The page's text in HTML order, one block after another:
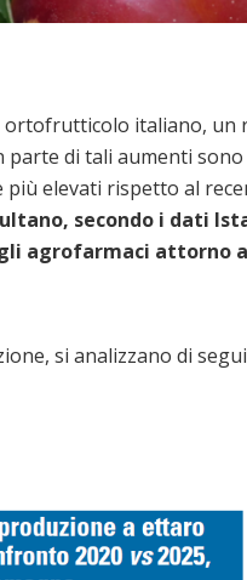
italiano, un
parte di tali aumenti
elevati rispetto al
secondo i dati
agrofarmaci attorno
si analizzano di